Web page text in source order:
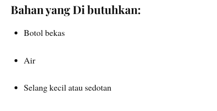
Bahan yang Di butuhkan:
Botol bekas
Air
Selang kecil atau sedotan